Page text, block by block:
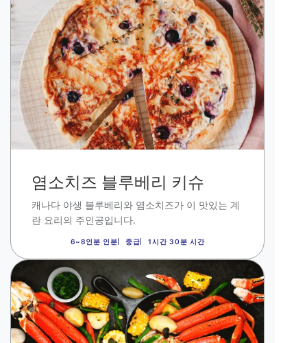
미
지
염소치즈 블루베리 키슈
캐나다 야생 블루베리와 염소치즈가 이 맛있는 계
란 요리의 주인공입니다.
6~8인분 인분 중급 1시간 30분 시간
이
미
지